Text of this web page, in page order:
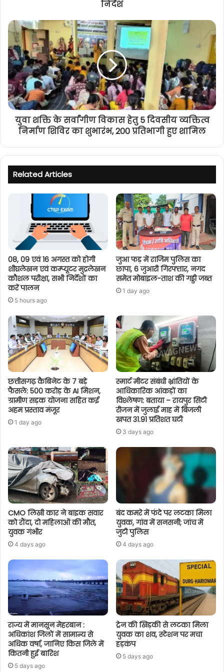
निर्देश
युवा शक्ति के सर्वांगीण विकास हेतु 5 दिवसीय व्यक्तित्व
निर्माण शिविर का शुभारंभ, 200 प्रतिभागी हुए शामिल
Related Articles
08, 09 एवं 16 अगस्त को होगी
शीघ्रलेखन एवं कम्प्यूटर मुद्रलेखन
कौशल परीक्षा, सभी निर्देशों का
करें पालन
5 hours ago
जुआ फड़ में राजिम पुलिस का
छापा, 6 जुआरी गिरफ्तार, नगद
समेत मोबाइल-ताश की गड्डी जब्त
1 day ago
छत्तीसगढ़ कैबिनेट के 7 बड़े
फैसले: 500 करोड़ के AI मिशन,
ग्रामीण सड़क योजना सहित कई
अहम प्रस्ताव मंजूर
1 day ago
स्मार्ट मीटर संबंधी भ्रांतियों के
आधिकारिक आंकड़ों का
विश्लेषण: बताया – रायपुर सिटी
रीजन में जुलाई माह में बिजली
खपत 31.91 प्रतिशत घटी
3 days ago
CMO लिखी कार ने बाइक सवार
को रौंदा, दो महिलाओं की मौत,
युवक गंभीर
4 days ago
बंद कमरे में फंदे पर लटका मिला
युवक, गांव में सनसनी; जांच में
जुटी पुलिस
4 days ago
राज्य में मानसून मेहरबान :
अधिकांश जिलों में सामान्य से
अधिक वर्षा, जानिए किस जिले में
कितनी हुई बारिश
5 days ago
ट्रेन की खिड़की से लटका मिला
युवक का शव, स्टेशन पर मचा
हड़कंप
5 days ago